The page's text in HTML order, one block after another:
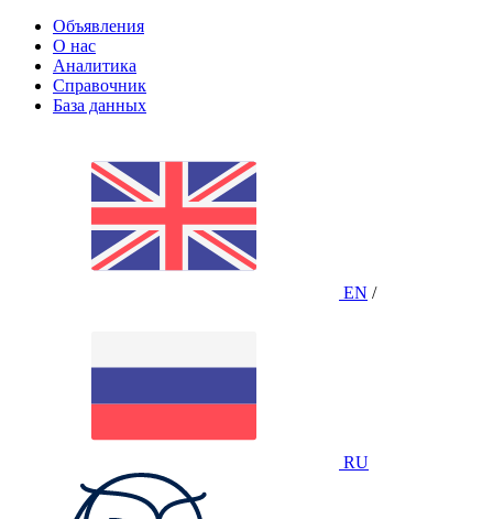
Объявления
О нас
Аналитика
Справочник
База данных
EN /
RU